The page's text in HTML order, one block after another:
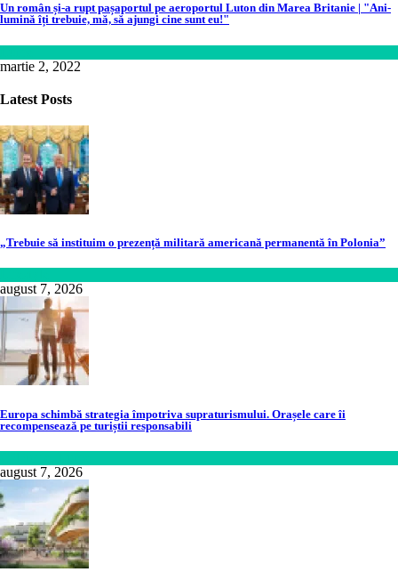
Un român și-a rupt pașaportul pe aeroportul Luton din Marea Britanie | "Ani-
lumină îți trebuie, mă, să ajungi cine sunt eu!"
martie 2, 2022
Latest Posts
„Trebuie să instituim o prezență militară americană permanentă în Polonia”
august 7, 2026
Europa schimbă strategia împotriva supraturismului. Orașele care îi
recompensează pe turiștii responsabili
august 7, 2026